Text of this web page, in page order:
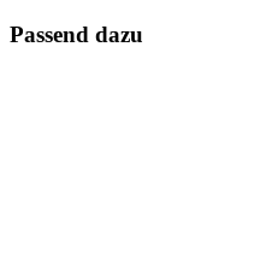
Passend dazu